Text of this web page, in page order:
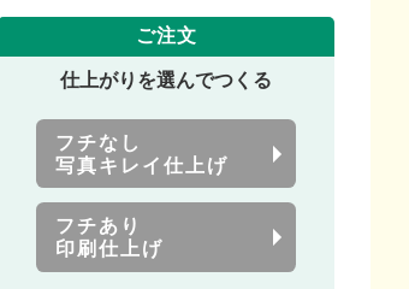
ご注文
仕上がりを選んでつくる
フチなし
写真キレイ仕上げ
フチあり
印刷仕上げ